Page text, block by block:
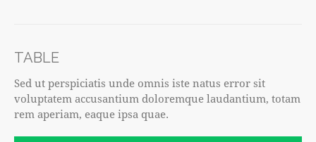
TABLE
Sed ut perspiciatis unde omnis iste natus error sit
voluptatem accusantium doloremque laudantium, totam
rem aperiam, eaque ipsa quae.